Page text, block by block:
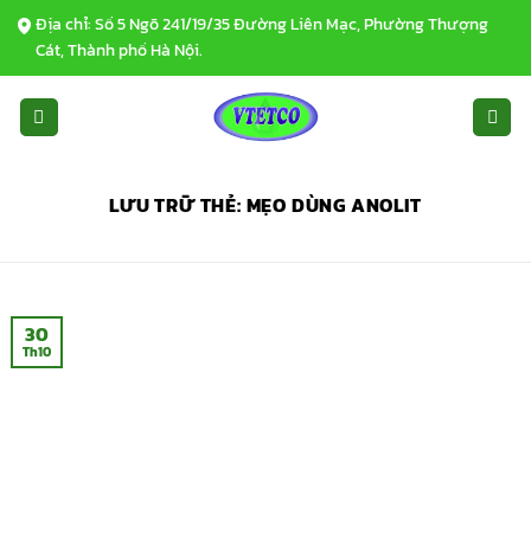
Bỏ
qua
nội
dung
Địa chỉ: Số 5 Ngõ 241/19/35 Đường Liên Mạc, Phường Thượng
Cát, Thành phố Hà Nội.
LƯU TRỮ THẺ: MẸO DÙNG ANOLIT
30
Th10